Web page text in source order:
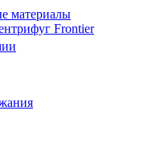
материалы
Frontier